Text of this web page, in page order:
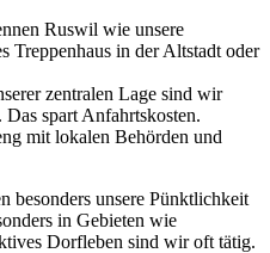
Ruswil wie unsere
Treppenhaus in der Altstadt oder
zentralen Lage sind wir
spart Anfahrtskosten.
mit lokalen Behörden und
besonders unsere Pünktlichkeit
in Gebieten wie
Dorfleben sind wir oft tätig.